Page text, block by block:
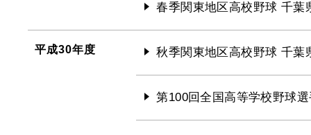
春季関東地区高校野球 千葉
平成30年度 秋季関東地区高校野球 千葉
第100回全国高等学校野球